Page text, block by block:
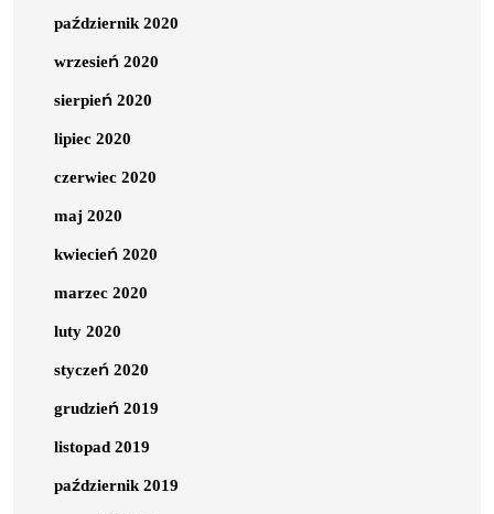
październik 2020
wrzesień 2020
sierpień 2020
lipiec 2020
czerwiec 2020
maj 2020
kwiecień 2020
marzec 2020
luty 2020
styczeń 2020
grudzień 2019
listopad 2019
październik 2019